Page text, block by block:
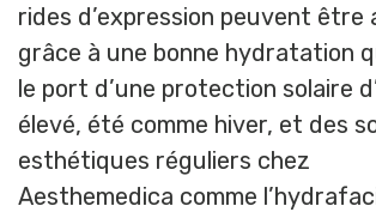
rides d’expression peuvent être
grâce à une bonne hydratation
le port d’une protection solaire
élevé, été comme hiver, et des
esthétiques réguliers chez
Aesthemedica comme